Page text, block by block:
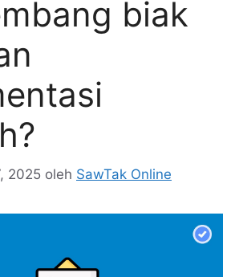
biak
2025 oleh SawTak Online